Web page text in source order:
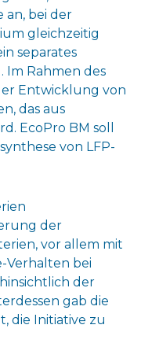
an, bei der
gleichzeitig
separates
Rahmen des
Entwicklung von
das aus
EcoPro BM soll
von LFP-
der
vor allem mit
Verhalten bei
der
gab die
die Initiative zu